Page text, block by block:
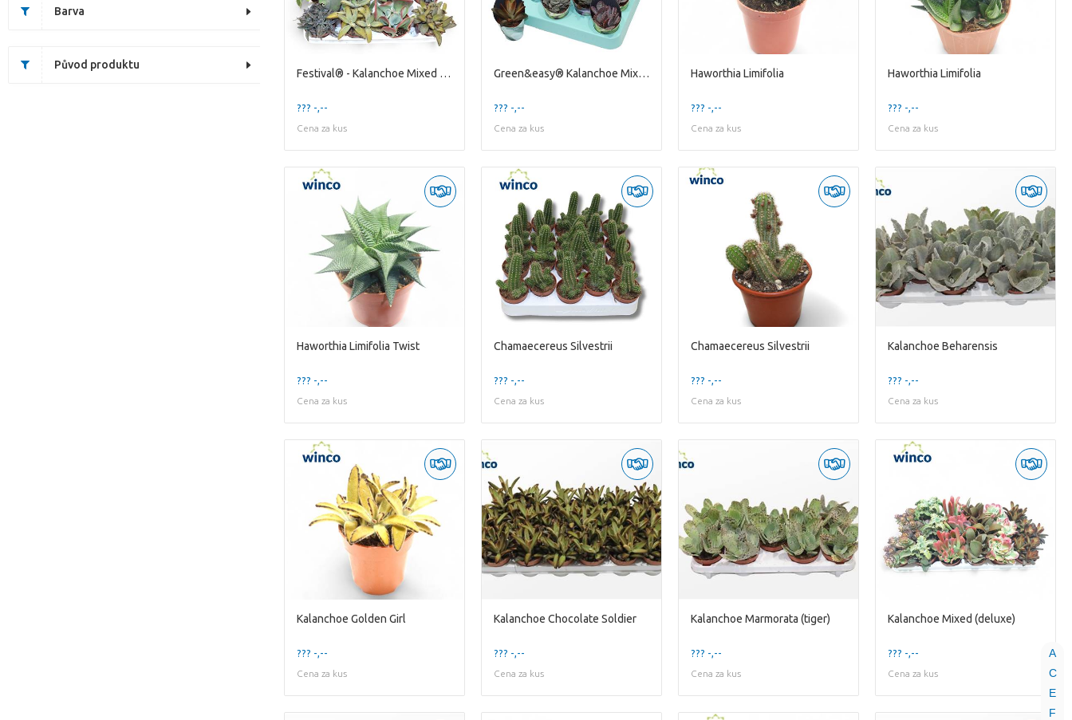
A
C
E
F
Barva
Původ produktu
Festival® - Kalanchoe Mixed (deluxe)
??? -,--
Cena za kus
Green&easy® Kalanchoe Mixed Decorum Potcover
??? -,--
Cena za kus
Haworthia Limifolia
??? -,--
Cena za kus
Haworthia Limifolia
??? -,--
Cena za kus
Haworthia Limifolia Twist
??? -,--
Cena za kus
Chamaecereus Silvestrii
??? -,--
Cena za kus
Chamaecereus Silvestrii
??? -,--
Cena za kus
Kalanchoe Beharensis
??? -,--
Cena za kus
Kalanchoe Golden Girl
??? -,--
Cena za kus
Kalanchoe Chocolate Soldier
??? -,--
Cena za kus
Kalanchoe Marmorata (tiger)
??? -,--
Cena za kus
Kalanchoe Mixed (deluxe)
??? -,--
Cena za kus